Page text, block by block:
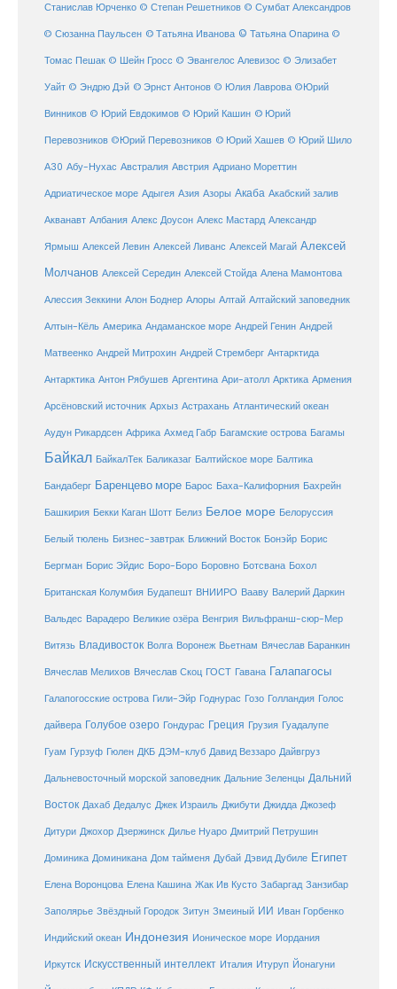
Станислав Юрченко © Степан Решетников © Сумбат Александров
© Сюзанна Паульсен © Татьяна Иванова © Татьяна Опарина ©
Томас Пешак © Шейн Гросс © Эвангелос Алевизос © Элизабет
Уайт © Эндрю Дэй © Эрнст Антонов © Юлия Лаврова ©Юрий
Винников © Юрий Евдокимов © Юрий Кашин © Юрий
Перевозников ©Юрий Перевозников © Юрий Хашев © Юрий Шило
А30 Абу-Нухас Австралия Австрия Адриано Мореттин
Адриатическое море Адыгея Азия Азоры Акаба Акабский залив
Акванавт Албания Алекс Доусон Алекс Мастард Александр
Ярмыш Алексей Левин Алексей Ливанс Алексей Магай Алексей
Молчанов Алексей Середин Алексей Стойда Алена Мамонтова
Алессия Зеккини Алон Боднер Алоры Алтай Алтайский заповедник
Алтын-Кёль Америка Андаманское море Андрей Генин Андрей
Матвеенко Андрей Митрохин Андрей Стремберг Антарктида
Антарктика Антон Рябушев Аргентина Ари-атолл Арктика Армения
Арсёновский источник Архыз Астрахань Атлантический океан
Аудун Рикардсен Африка Ахмед Габр Багамские острова Багамы
Байкал БайкалТек Баликазаг Балтийское море Балтика
Бандаберг Баренцево море Барос Баха-Калифорния Бахрейн
Башкирия Бекки Каган Шотт Белиз Белое море Белоруссия
Белый тюлень Бизнес-завтрак Ближний Восток Бонэйр Борис
Бергман Борис Эйдис Боро-Боро Боровно Ботсвана Бохол
Британская Колумбия Будапешт ВНИИРО Вааву Валерий Даркин
Вальдес Варадеро Великие озёра Венгрия Вильфранш-сюр-Мер
Витязь Владивосток Волга Воронеж Вьетнам Вячеслав Баранкин
Вячеслав Мелихов Вячеслав Скоц ГОСТ Гавана Галапагосы
Галапогосские острова Гили-Эйр Годнурас Гозо Голландия Голос
дайвера Голубое озеро Гондурас Греция Грузия Гуадалупе
Гуам Гурзуф Гюлен ДКБ ДЭМ-клуб Давид Веззаро Дайвгруз
Дальневосточный морской заповедник Дальние Зеленцы Дальний
Восток Дахаб Дедалус Джек Израиль Джибути Джидда Джозеф
Дитури Джохор Дзержинск Дилье Нуаро Дмитрий Петрушин
Доминика Доминикана Дом тайменя Дубай Дэвид Дубиле Египет
Елена Воронцова Елена Кашина Жак Ив Кусто Забаргад Занзибар
Заполярье Звёздный Городок Зитун Змеиный ИИ Иван Горбенко
Индийский океан Индонезия Ионическое море Иордания
Иркутск Искусственный интеллект Италия Итуруп Йонагуни